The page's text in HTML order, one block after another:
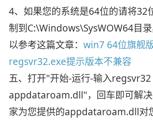
4、如果您的系统是64位的请将32
制到C:\Windows\SysWOW64目
以参考这篇文章： win7 64位旗舰
regsvr32.exe提示版本不兼容
五、打开"开始-运行-输入regsvr32
appdataroam.dll"，回车即可解
家为您提供的appdataroam.dll对